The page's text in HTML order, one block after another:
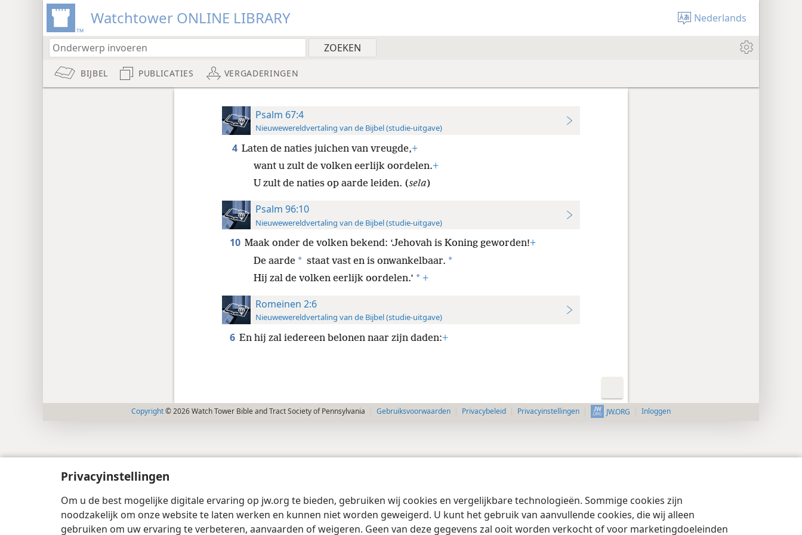
Privacyinstellingen
Om u de best mogelijke digitale ervaring op jw.org te bieden, gebruiken wij cookies en vergelijkbare technologieën. Sommige cookies zijn
noodzakelijk om onze website te laten werken en kunnen niet worden geweigerd. U kunt het gebruik van aanvullende cookies, die wij alleen
gebruiken om uw ervaring te verbeteren, aanvaarden of weigeren. Geen van deze gegevens zal ooit worden verkocht of voor marketingdoeleinden
Watchtower ONLINE LIBRARY Nederlands
BIJBEL PUBLICATIES VERGADERINGEN
Psalm 67:4
Nieuwewereldvertaling van de Bijbel (studie-uitgave)
4 Laten de naties juichen van vreugde,+
want u zult de volken eerlijk oordelen.+
U zult de naties op aarde leiden. (sela)
Psalm 96:10
Nieuwewereldvertaling van de Bijbel (studie-uitgave)
10 Maak onder de volken bekend: ‘Jehovah is Koning geworden!+
De aarde * staat vast en is onwankelbaar. *
Hij zal de volken eerlijk oordelen.’ * +
Romeinen 2:6
Nieuwewereldvertaling van de Bijbel (studie-uitgave)
6 En hij zal iedereen belonen naar zijn daden:+
Copyright© 2026 Watch Tower Bible and Tract Society of Pennsylvania Gebruiksvoorwaarden Privacybeleid Privacyinstellingen JW.ORG Inloggen